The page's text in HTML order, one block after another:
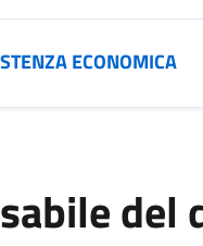
ECONOMICA
del